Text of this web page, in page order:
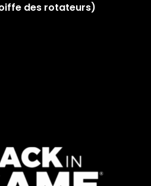
des rotateurs)